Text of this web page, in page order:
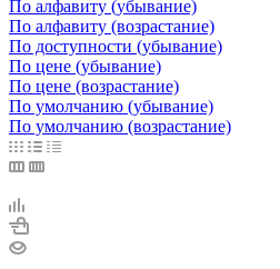
По алфавиту (убывание)
По алфавиту (возрастание)
По доступности (убывание)
По цене (убывание)
По цене (возрастание)
По умолчанию (убывание)
По умолчанию (возрастание)